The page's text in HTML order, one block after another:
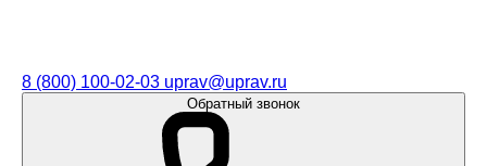
8 (800) 100-02-03 uprav@uprav.ru
Обратный звонок